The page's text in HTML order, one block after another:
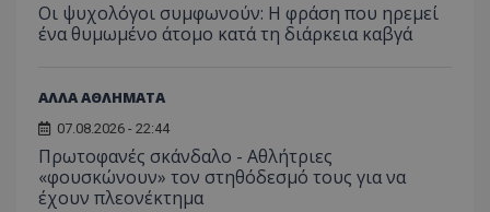
Οι ψυχολόγοι συμφωνούν: Η φράση που ηρεμεί
ένα θυμωμένο άτομο κατά τη διάρκεια καβγά
ΑΛΛΑ ΑΘΛΗΜΑΤΑ
07.08.2026 - 22:44
Πρωτοφανές σκάνδαλο - Aθλήτριες
«φουσκώνουν» τον στηθόδεσμό τους για να
έχουν πλεονέκτημα